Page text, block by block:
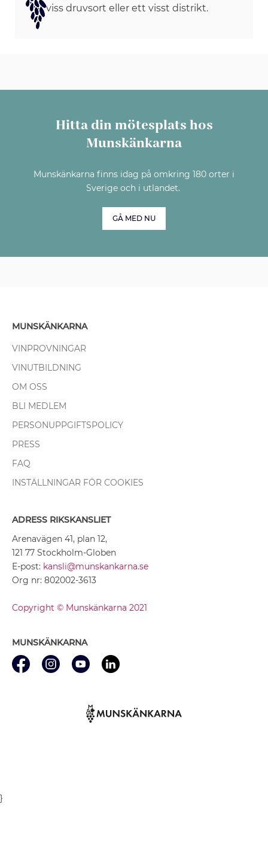
viss druvsort eller ett visst distrikt.
Hitta din mötesplats hos
Munskänkarna
Munskänkarna finns idag på omkring 180 orter i
Sverige och i utlandet.
GÅ MED NU
MUNSKÄNKARNA
VINPROVNINGAR
VINUTBILDNING
OM OSS
BLI MEDLEM
PERSONUPPGIFTSPOLICY
PRESS
FAQ
INSTÄLLNINGAR FÖR COOKIES
ADRESS RIKSKANSLIET
Arenavägen 41, plan 12,
121 77 Stockholm-Globen
E-post: kansli@munskankarna.se
Org nr: 802002-3613
Copyright © Munskänkarna 2021
MUNSKÄNKARNA
}